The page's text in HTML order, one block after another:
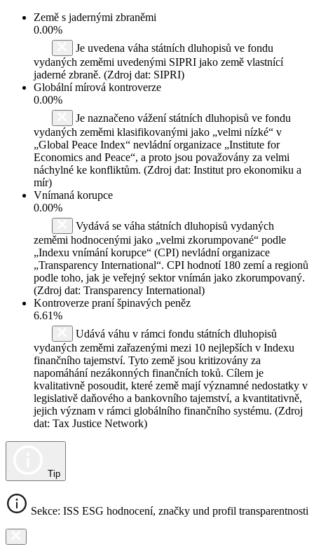
Země s jadernými zbraněmi
0.00%
Je uvedena váha státních dluhopisů ve fondu
vydaných zeměmi uvedenými SIPRI jako země vlastnící
jaderné zbraně. (Zdroj dat: SIPRI)
Globální mírová kontroverze
0.00%
Je naznačeno vážení státních dluhopisů ve fondu
vydaných zeměmi klasifikovanými jako „velmi nízké“ v
„Global Peace Index“ nevládní organizace „Institute for
Economics and Peace“, a proto jsou považovány za velmi
náchylné ke konfliktům. (Zdroj dat: Institut pro ekonomiku a
mír)
Vnímaná korupce
0.00%
Vydává se váha státních dluhopisů vydaných
zeměmi hodnocenými jako „velmi zkorumpované“ podle
„Indexu vnímání korupce“ (CPI) nevládní organizace
„Transparency International“. CPI hodnotí 180 zemí a regionů
podle toho, jak je veřejný sektor vnímán jako zkorumpovaný.
(Zdroj dat: Transparency International)
Kontroverze praní špinavých peněz
6.61%
Udává váhu v rámci fondu státních dluhopisů
vydaných zeměmi zařazenými mezi 10 nejlepších v Indexu
finančního tajemství. Tyto země jsou kritizovány za
napomáhání nezákonných finančních toků. Cílem je
kvalitativně posoudit, které země mají významné nedostatky v
legislativě daňového a bankovního tajemství, a kvantitativně,
jejich význam v rámci globálního finančního systému. (Zdroj
dat: Tax Justice Network)
Tip
Sekce: ISS ESG hodnocení, značky und profil transparentnosti